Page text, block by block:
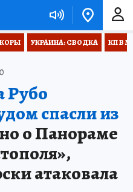
УКРАИНА: СВОДКА КП В
Рубо
спасли из
о Панораме
атаковала